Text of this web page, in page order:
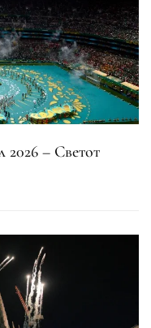
2026 – Светот